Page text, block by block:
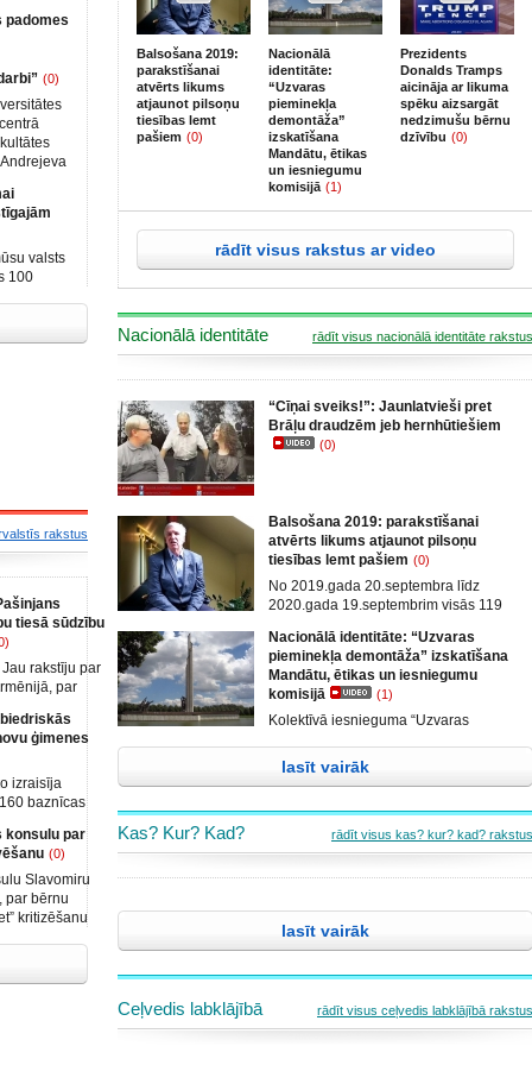
padomes
ebreju
laikā
kritizēja
(0)
un tas
un LU
valsts
100
bija
rakstus
tiesā sūdzību
rakstīju par
par
«Samta»
kurās
partiju
procentu
pirmajās
cilvēki
ģimenes
izraisīja
baznīcas
drošības
amata
vērtību
konsulu par
(0)
Slavomiru
par bērnu
kritizēšanu
ministrija
Slavomirs
Balsošana 2019:
parakstīšanai
atvērts likums
atjaunot pilsoņu
tiesības lemt
pašiem (0)
Nacionālā
identitāte:
“Uzvaras
pieminekļa
demontāža”
izskatīšana
Mandātu, ētikas
un iesniegumu
komisijā (1)
Prezidents
Donalds Tramps
aicināja ar likuma
spēku aizsargāt
nedzimušu bērnu
dzīvību (0)
rādīt visus rakstus ar video
Nacionālā identitāte rādīt visus nacionālā identitāte rakstus
“Cīņai sveiks!”: Jaunlatvieši pret
Brāļu draudzēm jeb hernhūtiešiem
(0)
Balsošana 2019: parakstīšanai
atvērts likums atjaunot pilsoņu
tiesības lemt pašiem (0)
No 2019.gada 20.septembra līdz
2020.gada 19.septembrim visās 119
parakstīšanai likums – atcelt
ierobežojumus tautas tiesībām (atcelt
2012.
Nacionālā identitāte: “Uzvaras
pieminekļa demontāža” izskatīšana
Mandātu, ētikas un iesniegumu
komisijā
(1)
Kolektīvā iesnieguma “Uzvaras
Mandātu, ētikas un iesniegumu
komisijā (13. Saeima) un Edvīna
un
lasīt vairāk
Kas? Kur? Kad? rādīt visus kas? kur? kad? rakstus
lasīt vairāk
Ceļvedis labklājībā rādīt visus ceļvedis labklājībā rakstus